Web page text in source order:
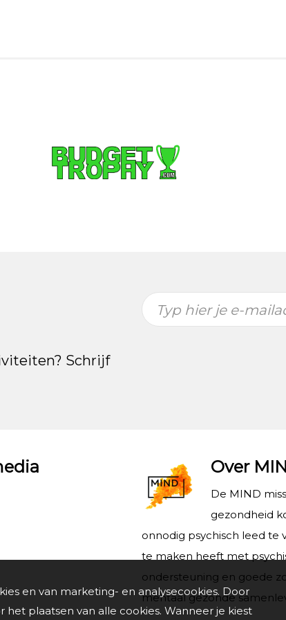
Schrijf
Typ hier je e-
Over
De MIND
gezondheid
onnodig psychisch leed te
te maken heeft met
ondersteuning en goede
mentaal gezonde
en van marketing- en analysecookies. Door
plaatsen van alle cookies. Wanneer je kiest